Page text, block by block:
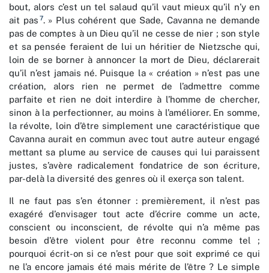
bout, alors c’est un tel salaud qu’il vaut mieux qu’il n’y en
ait pas 7. » Plus cohérent que Sade, Cavanna ne demande
pas de comptes à un Dieu qu’il ne cesse de nier ; son style
et sa pensée feraient de lui un héritier de Nietzsche qui,
loin de se borner à annoncer la mort de Dieu, déclarerait
qu’il n’est jamais né. Puisque la « création » n’est pas une
création, alors rien ne permet de l’admettre comme
parfaite et rien ne doit interdire à l’homme de chercher,
sinon à la perfectionner, au moins à l’améliorer. En somme,
la révolte, loin d’être simplement une caractéristique que
Cavanna aurait en commun avec tout autre auteur engagé
mettant sa plume au service de causes qui lui paraissent
justes, s’avère radicalement fondatrice de son écriture,
par-delà la diversité des genres où il exerça son talent.
Il ne faut pas s’en étonner : premièrement, il n’est pas
exagéré d’envisager tout acte d’écrire comme un acte,
conscient ou inconscient, de révolte qui n’a même pas
besoin d’être violent pour être reconnu comme tel ;
pourquoi écrit-on si ce n’est pour que soit exprimé ce qui
ne l’a encore jamais été mais mérite de l’être ? Le simple